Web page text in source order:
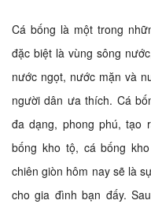
Cá bống là một trong
đặc biệt là vùng sông
nước ngọt, nước mặn và
người dân ưa thích. Cá
đa dạng, phong phú, tạo
bống kho tộ, cá bống
chiên giòn hôm nay sẽ là
cho gia đình bạn đấy.